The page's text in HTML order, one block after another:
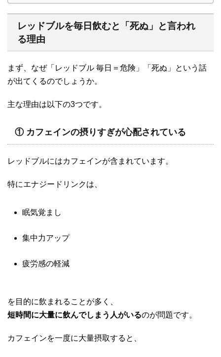
レッドブルを毎日飲むと「死ぬ」と言われ
る理由
まず、なぜ「レッドブル 毎日＝危険」「死ぬ」という話
が出てくるのでしょうか。
主な理由は以下の3つです。
① カフェインの摂りすぎが心配されている
レッドブルにはカフェインが含まれています。
特にエナジードリンクは、
眠気覚まし
集中力アップ
疲労感の軽減
を目的に飲まれることが多く、
短時間に大量に飲んでしまう人がいるのが問題です。
カフェインを一度に大量摂取すると、